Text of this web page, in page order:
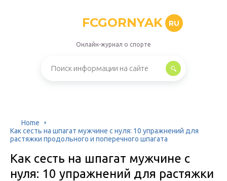
FCGORNYAK RU
Онлайн-журнал о спорте
Home
Как сесть на шпагат мужчине с нуля: 10 упражнений для
растяжки продольного и поперечного шпагата
Как сесть на шпагат мужчине с
нуля: 10 упражнений для растяжки